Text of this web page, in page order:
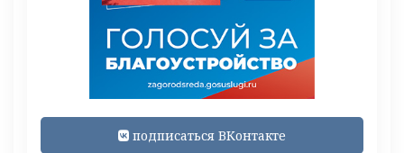
подписаться ВКонтакте